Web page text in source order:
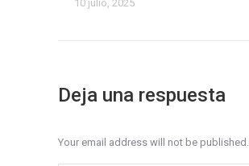
10 julio, 2025
Deja una respuesta
Your email address will not be